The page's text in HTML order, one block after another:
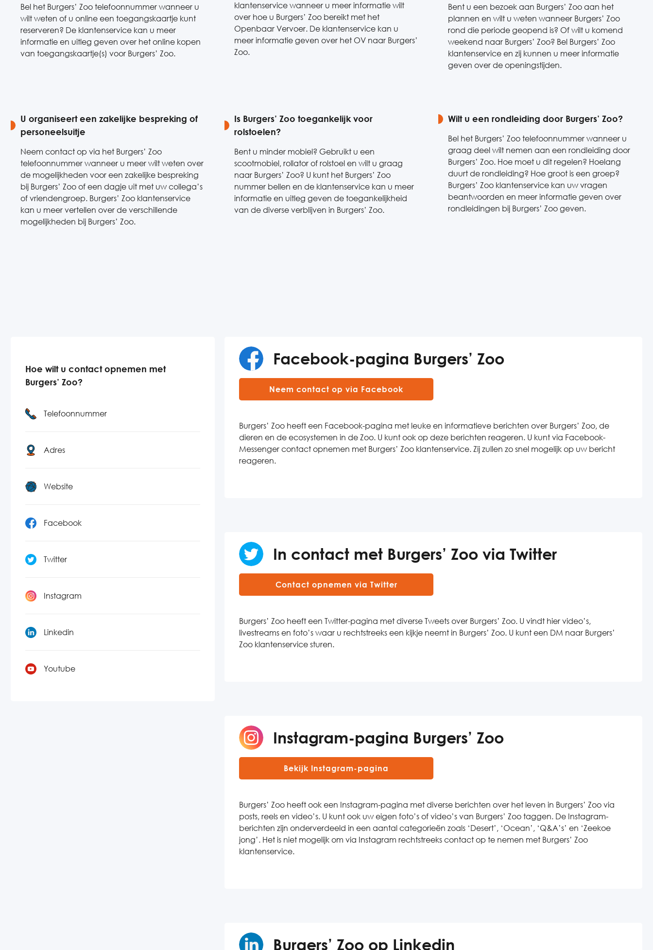
Bel het Burgers’ Zoo telefoonnummer wanneer u
wilt weten of u online een toegangskaartje kunt
reserveren? De klantenservice kan u meer
informatie en uitleg geven over het online kopen
van toegangskaartje(s) voor Burgers’ Zoo.
klantenservice wanneer u meer informatie wilt
over hoe u Burgers’ Zoo bereikt met het
Openbaar Vervoer. De klantenservice kan u
meer informatie geven over het OV naar Burgers’
Zoo.
Bent u een bezoek aan Burgers’ Zoo aan het
plannen en wilt u weten wanneer Burgers’ Zoo
rond die periode geopend is? Of wilt u komend
weekend naar Burgers’ Zoo? Bel Burgers’ Zoo
klantenservice en zij kunnen u meer informatie
geven over de openingstijden.
U organiseert een zakelijke bespreking of
personeelsuitje
Neem contact op via het Burgers’ Zoo
telefoonnummer wanneer u meer wilt weten over
de mogelijkheden voor een zakelijke bespreking
bij Burgers’ Zoo of een dagje uit met uw collega’s
of vriendengroep. Burgers’ Zoo klantenservice
kan u meer vertellen over de verschillende
mogelijkheden bij Burgers’ Zoo.
Is Burgers’ Zoo toegankelijk voor
rolstoelen?
Bent u minder mobiel? Gebruikt u een
scootmobiel, rollator of rolstoel en wilt u graag
naar Burgers’ Zoo? U kunt het Burgers’ Zoo
nummer bellen en de klantenservice kan u meer
informatie en uitleg geven de toegankelijkheid
van de diverse verblijven in Burgers’ Zoo.
Wilt u een rondleiding door Burgers’ Zoo?
Bel het Burgers’ Zoo telefoonnummer wanneer u
graag deel wilt nemen aan een rondleiding door
Burgers’ Zoo. Hoe moet u dit regelen? Hoelang
duurt de rondleiding? Hoe groot is een groep?
Burgers’ Zoo klantenservice kan uw vragen
beantwoorden en meer informatie geven over
rondleidingen bij Burgers’ Zoo geven.
Hoe wilt u contact opnemen met
Burgers’ Zoo?
Telefoonnummer
Adres
Website
Facebook
Twitter
Instagram
Linkedin
Youtube
Facebook-pagina Burgers’ Zoo
Neem contact op via Facebook
Burgers’ Zoo heeft een Facebook-pagina met leuke en informatieve berichten over Burgers’ Zoo, de
dieren en de ecosystemen in de Zoo. U kunt ook op deze berichten reageren. U kunt via Facebook-
Messenger contact opnemen met Burgers’ Zoo klantenservice. Zij zullen zo snel mogelijk op uw bericht
reageren.
In contact met Burgers’ Zoo via Twitter
Contact opnemen via Twitter
Burgers’ Zoo heeft een Twitter-pagina met diverse Tweets over Burgers’ Zoo. U vindt hier video’s,
livestreams en foto’s waar u rechtstreeks een kijkje neemt in Burgers’ Zoo. U kunt een DM naar Burgers’
Zoo klantenservice sturen.
Instagram-pagina Burgers’ Zoo
Bekijk Instagram-pagina
Burgers’ Zoo heeft ook een Instagram-pagina met diverse berichten over het leven in Burgers’ Zoo via
posts, reels en video’s. U kunt ook uw eigen foto’s of video’s van Burgers’ Zoo taggen. De Instagram-
berichten zijn onderverdeeld in een aantal categorieën zoals ‘Desert’, ‘Ocean’, ‘Q&A’s’ en ‘Zeekoe
jong’. Het is niet mogelijk om via Instagram rechtstreeks contact op te nemen met Burgers’ Zoo
klantenservice.
Burgers’ Zoo op Linkedin